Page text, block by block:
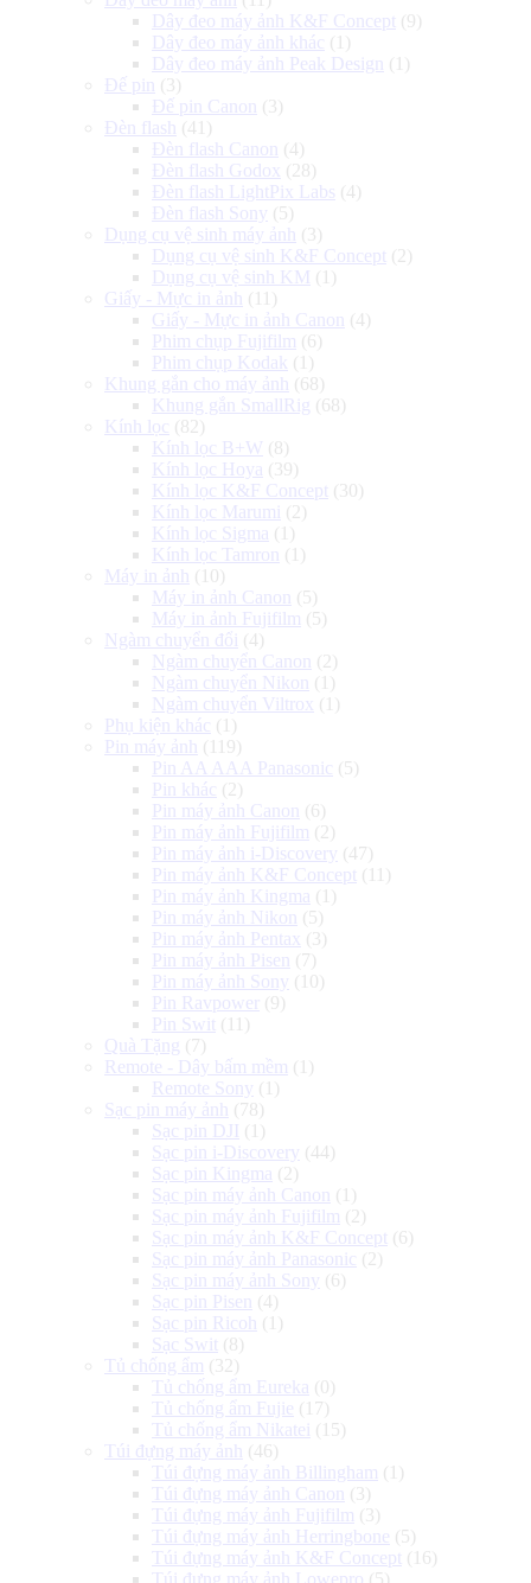
Dây đeo máy ảnh K&F Concept (9)
Dây đeo máy ảnh khác (1)
Dây đeo máy ảnh Peak Design
(1)
Đế pin
(3)
Đế pin Canon
(3)
Đèn flash
(41)
Đèn flash Canon
(4)
Đèn flash Godox (28)
Đèn flash LightPix Labs (4)
Đèn flash Sony (5)
Dụng cụ vệ sinh máy ảnh
(3)
Dụng cụ vệ sinh K&F Concept (2)
Dụng cụ vệ sinh KM (1)
Giấy - Mực in ảnh
(11)
Giấy - Mực in ảnh Canon
(4)
Phim chụp Fujifilm (6)
Phim chụp Kodak (1)
Khung gắn cho máy ảnh
(68)
Khung gắn SmallRig (68)
Kính lọc (82)
Kính lọc B+W (8)
Kính lọc Hoya (39)
Kính lọc K&F Concept (30)
Kính lọc Marumi (2)
Kính lọc Sigma (1)
Kính lọc Tamron
(1)
Máy in ảnh
(10)
Máy in ảnh Canon
(5)
Máy in ảnh Fujifilm (5)
Ngàm chuyển đổi (4)
Ngàm chuyển Canon
(2)
Ngàm chuyển Nikon
(1)
Ngàm chuyển Viltrox (1)
Phụ kiện khác (1)
Pin máy ảnh
(119)
Pin AA AAA Panasonic (5)
Pin khác (2)
Pin máy ảnh Canon
(6)
Pin máy ảnh Fujifilm (2)
Pin máy ảnh i-Discovery (47)
Pin máy ảnh K&F Concept (11)
Pin máy ảnh Kingma (1)
Pin máy ảnh Nikon
(5)
Pin máy ảnh Pentax (3)
Pin máy ảnh Pisen
(7)
Pin máy ảnh Sony (10)
Pin Ravpower
(9)
Pin Swit (11)
Quà Tặng (7)
Remote - Dây bấm mềm (1)
Remote Sony (1)
Sạc pin máy ảnh
(78)
Sạc pin DJI (1)
Sạc pin i-Discovery (44)
Sạc pin Kingma (2)
Sạc pin máy ảnh Canon
(1)
Sạc pin máy ảnh Fujifilm (2)
Sạc pin máy ảnh K&F Concept (6)
Sạc pin máy ảnh Panasonic (2)
Sạc pin máy ảnh Sony (6)
Sạc pin Pisen
(4)
Sạc pin Ricoh
(1)
Sạc Swit (8)
Tủ chống ẩm (32)
Tủ chống ẩm Eureka (0)
Tủ chống ẩm Fujie (17)
Tủ chống ẩm Nikatei (15)
Túi đựng máy ảnh
(46)
Túi đựng máy ảnh Billingham (1)
Túi đựng máy ảnh Canon
(3)
Túi đựng máy ảnh Fujifilm (3)
Túi đựng máy ảnh Herringbone (5)
Túi đựng máy ảnh K&F Concept (16)
Túi đựng máy ảnh Lowepro (5)